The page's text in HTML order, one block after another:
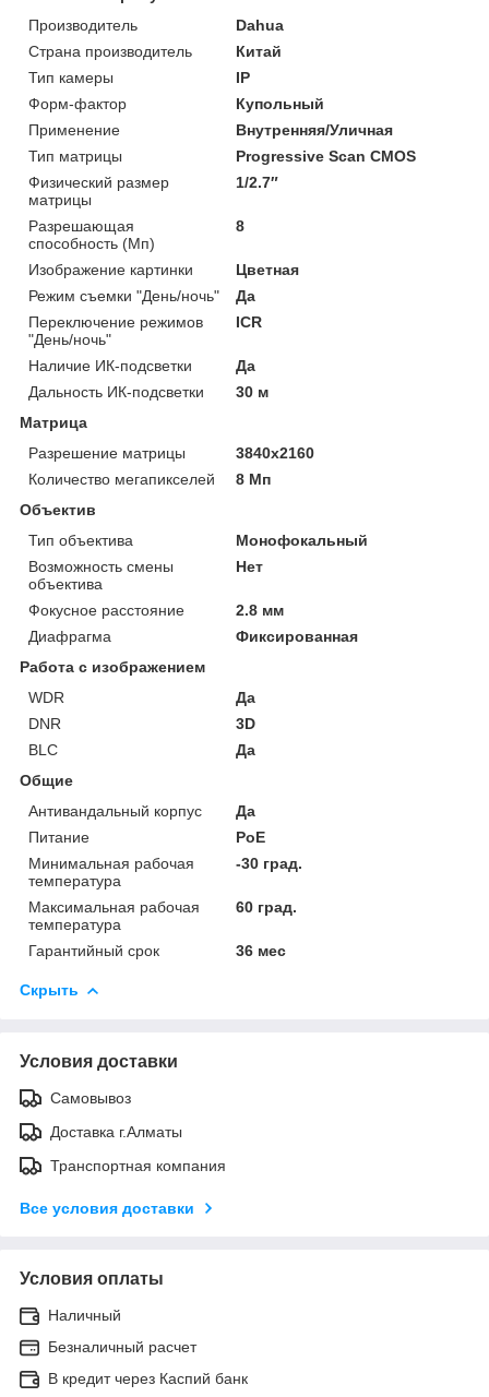
Производитель
Dahua
Страна производитель
Китай
Тип камеры
IP
Форм-фактор
Купольный
Применение
Внутренняя/Уличная
Тип матрицы
Progressive Scan CMOS
Физический размер
матрицы
1/2.7″
Разрешающая
способность (Мп)
8
Изображение картинки
Цветная
Режим съемки "День/ночь"
Да
Переключение режимов
"День/ночь"
ICR
Наличие ИК-подсветки
Да
Дальность ИК-подсветки
30 м
Матрица
Разрешение матрицы
3840х2160
Количество мегапикселей
8 Мп
Объектив
Тип объектива
Монофокальный
Возможность смены
объектива
Нет
Фокусное расстояние
2.8 мм
Диафрагма
Фиксированная
Работа с изображением
WDR
Да
DNR
3D
BLC
Да
Общие
Антивандальный корпус
Да
Питание
PoE
Минимальная рабочая
температура
-30 град.
Максимальная рабочая
температура
60 град.
Гарантийный срок 36 мес
Скрыть
Условия доставки
Самовывоз
Доставка г.Алматы
Транспортная компания
Все условия доставки
Условия оплаты
Наличный
Безналичный расчет
В кредит через Каспий банк